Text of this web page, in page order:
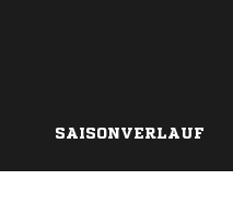
SAISONVERLAUF